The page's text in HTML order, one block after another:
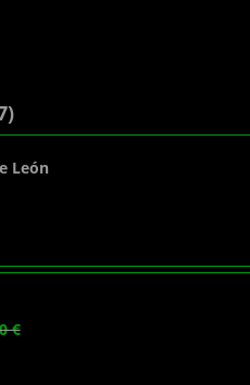
León
€